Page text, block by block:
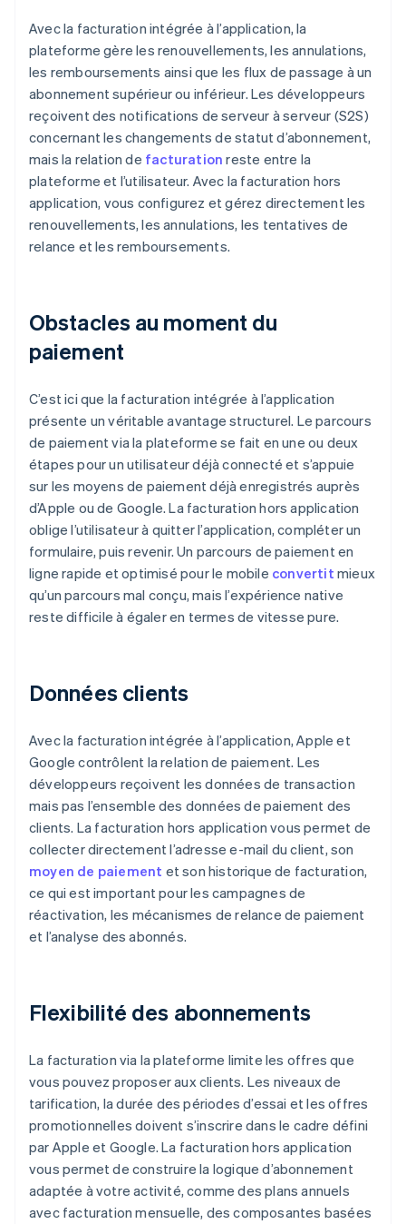
Avec la facturation intégrée à l’application, la
plateforme gère les renouvellements, les annulations,
les remboursements ainsi que les flux de passage à un
abonnement supérieur ou inférieur. Les développeurs
reçoivent des notifications de serveur à serveur (S2S)
concernant les changements de statut d’abonnement,
mais la relation de facturation reste entre la
plateforme et l’utilisateur. Avec la facturation hors
application, vous configurez et gérez directement les
renouvellements, les annulations, les tentatives de
relance et les remboursements.
Obstacles au moment du
paiement
C’est ici que la facturation intégrée à l’application
présente un véritable avantage structurel. Le parcours
de paiement via la plateforme se fait en une ou deux
étapes pour un utilisateur déjà connecté et s’appuie
sur les moyens de paiement déjà enregistrés auprès
d’Apple ou de Google. La facturation hors application
oblige l’utilisateur à quitter l’application, compléter un
formulaire, puis revenir. Un parcours de paiement en
ligne rapide et optimisé pour le mobile convertit mieux
qu’un parcours mal conçu, mais l’expérience native
reste difficile à égaler en termes de vitesse pure.
Données clients
Avec la facturation intégrée à l’application, Apple et
Google contrôlent la relation de paiement. Les
développeurs reçoivent les données de transaction
mais pas l’ensemble des données de paiement des
clients. La facturation hors application vous permet de
collecter directement l’adresse e-mail du client, son
moyen de paiement et son historique de facturation,
ce qui est important pour les campagnes de
réactivation, les mécanismes de relance de paiement
et l’analyse des abonnés.
Flexibilité des abonnements
La facturation via la plateforme limite les offres que
vous pouvez proposer aux clients. Les niveaux de
tarification, la durée des périodes d’essai et les offres
promotionnelles doivent s’inscrire dans le cadre défini
par Apple et Google. La facturation hors application
vous permet de construire la logique d’abonnement
adaptée à votre activité, comme des plans annuels
avec facturation mensuelle, des composantes basées